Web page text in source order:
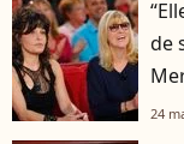
de
24